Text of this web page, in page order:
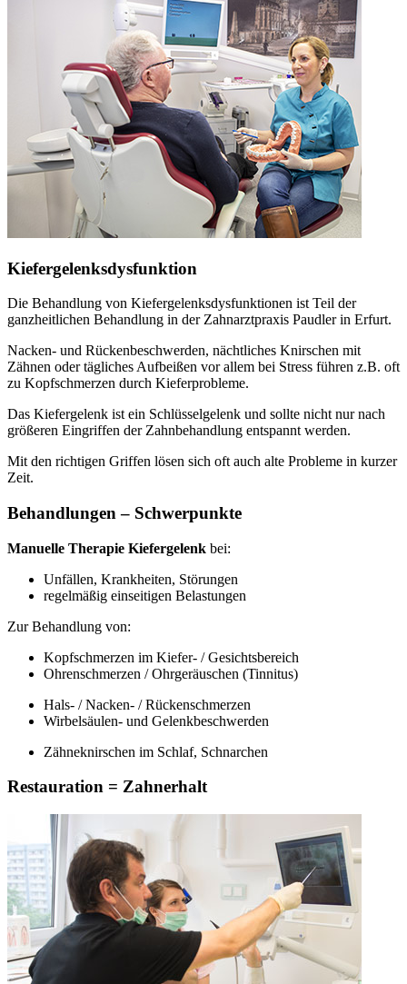
Kiefergelenksdysfunktion
Die Behandlung von Kiefergelenksdysfunktionen ist Teil der
ganzheitlichen Behandlung in der Zahnarztpraxis Paudler in Erfurt.
Nacken- und Rückenbeschwerden, nächtliches Knirschen mit
Zähnen oder tägliches Aufbeißen vor allem bei Stress führen z.B. oft
zu Kopfschmerzen durch Kieferprobleme.
Das Kiefergelenk ist ein Schlüsselgelenk und sollte nicht nur nach
größeren Eingriffen der Zahnbehandlung entspannt werden.
Mit den richtigen Griffen lösen sich oft auch alte Probleme in kurzer
Zeit.
Behandlungen – Schwerpunkte
Manuelle Therapie Kiefergelenk bei:
Unfällen, Krankheiten, Störungen
regelmäßig einseitigen Belastungen
Zur Behandlung von:
Kopfschmerzen im Kiefer- / Gesichtsbereich
Ohrenschmerzen / Ohrgeräuschen (Tinnitus)
Hals- / Nacken- / Rückenschmerzen
Wirbelsäulen- und Gelenkbeschwerden
Zähneknirschen im Schlaf, Schnarchen
Restauration = Zahnerhalt